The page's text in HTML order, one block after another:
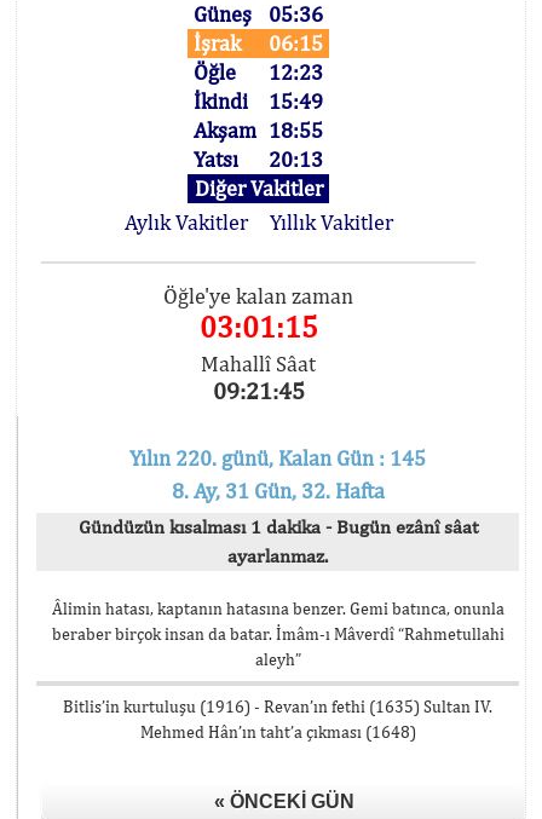
Güneş
05:36
İşrak
06:15
Öğle
12:23
İkindi
15:49
Akşam 18:55
Yatsı
20:13
Diğer Vakitler
Aylık Vakitler
Yıllık Vakitler
Öğle'ye kalan zaman
03:01:15
Mahallî Sâat
09:21:45
Yılın 220. günü, Kalan Gün : 145
8. Ay, 31 Gün, 32. Hafta
Gündüzün kısalması 1 dakika - Bugün ezânî sâat
ayarlanmaz.
Âlimin hatası, kaptanın hatasına benzer. Gemi batınca, onunla
beraber birçok insan da batar. İmâm-ı Mâverdî “Rahmetullahi
aleyh”
Bitlis’in kurtuluşu (1916) - Revan’ın fethi (1635) Sultan IV.
Mehmed Hân’ın taht’a çıkması (1648)
« ÖNCEKI GÜN